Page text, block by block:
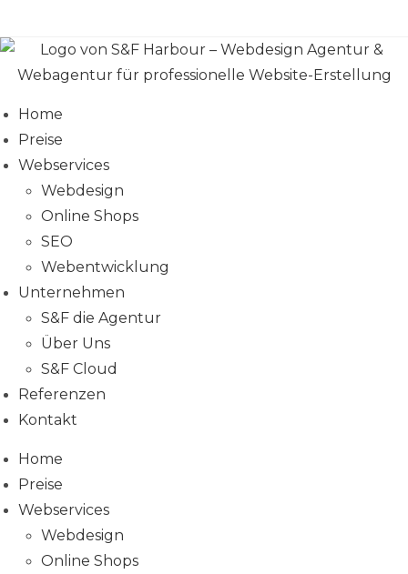
springen
Home
Preise
Webservices
Webdesign
Online Shops
SEO
Webentwicklung
Unternehmen
S&F die Agentur
Über Uns
S&F Cloud
Referenzen
Kontakt
Home
Preise
Webservices
Webdesign
Online Shops